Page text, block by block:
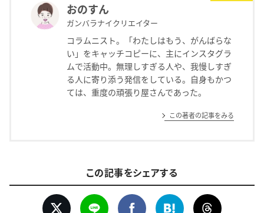
おのすん
ガンバラナイクリエイター
コラムニスト。「わたしはもう、がんばらな
い」をキャッチコピーに、主にインスタグラ
ムで活動中。無理しすぎる人や、我慢しすぎ
る人に寄り添う発信をしている。自身もかつ
ては、重度の頑張り屋さんであった。
この著者の記事をみる
この記事をシェアする